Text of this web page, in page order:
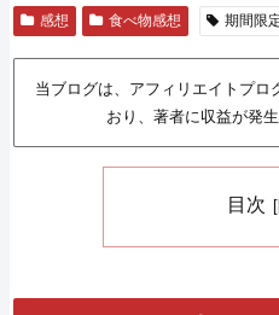
感想 食べ物感想 期間限
当ブログは、アフィリエイトプロ
おり、著者に収益が発
目次